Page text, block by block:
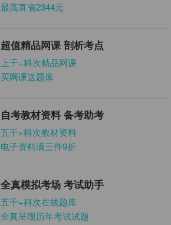
最高直省2344元
超值精品网课 剖析考点
上千+科次精品网课
买网课送题库
自考教材资料 备考助考
五千+科次教材资料
电子资料满三件9折
全真模拟考场 考试助手
五千+科次在线题库
全真呈现历年考试试题